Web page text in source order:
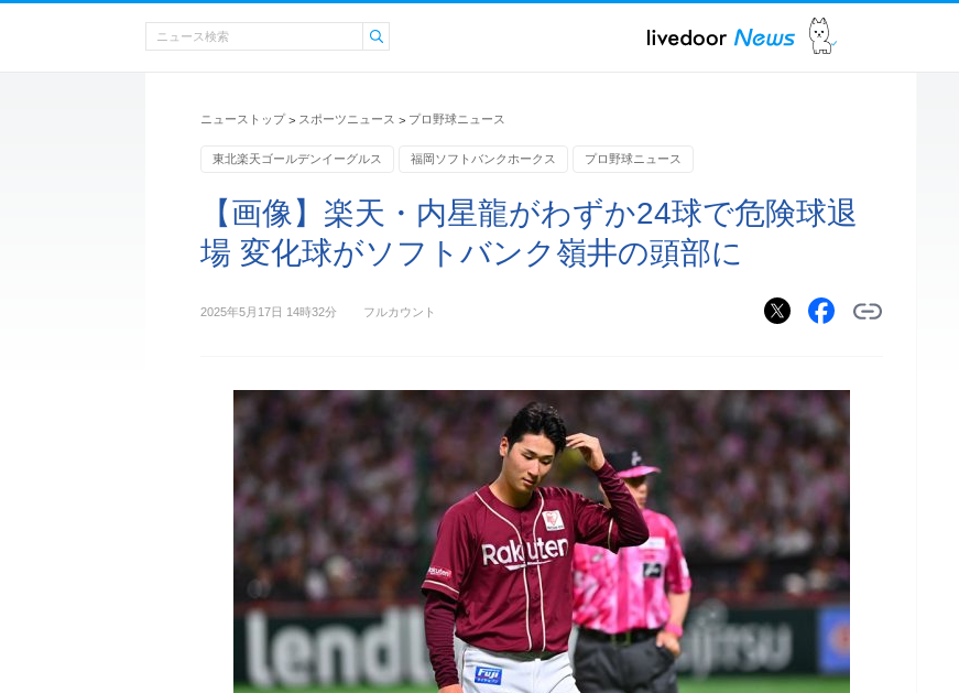
ニューストップ > スポーツニュース > プロ野球ニュース
東北楽天ゴールデンイーグルス 福岡ソフトバンクホークス プロ野球ニュース
【画像】楽天・内星龍がわずか24球で危険球退
場 変化球がソフトバンク嶺井の頭部に
2025年5月17日 14時32分 フルカウント